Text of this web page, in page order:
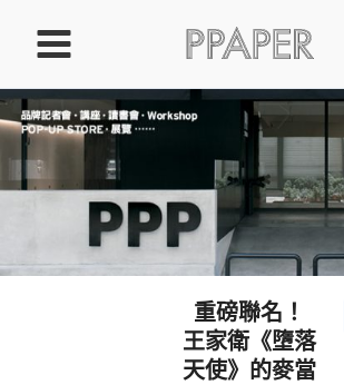
要
內
重磅聯名！
王家衛《墮落
天使》的麥當